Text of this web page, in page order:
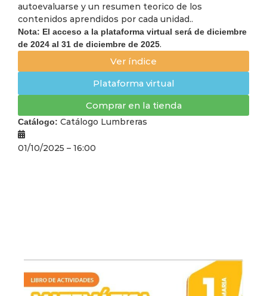
autoevaluarse y un resumen teorico de los
contenidos aprendidos por cada unidad..
Nota: El acceso a la plataforma virtual será de diciembre
de 2024 al 31 de diciembre de 2025.
Ver índice
Plataforma virtual
Comprar en la tienda
Catálogo: Catálogo Lumbreras
01/10/2025 – 16:00